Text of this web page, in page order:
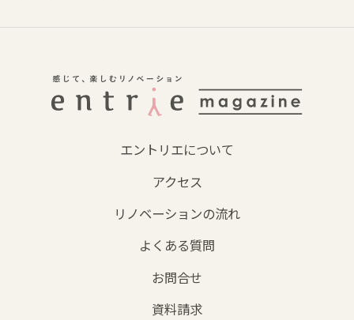
エントリエについて
アクセス
リノベーションの流れ
よくある質問
お問合せ
資料請求